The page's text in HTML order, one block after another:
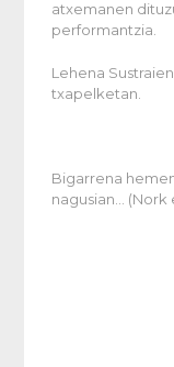
atxemanen
performantzia.
Lehena
txapelketan.
Bigarrena
nagusian… (Nork